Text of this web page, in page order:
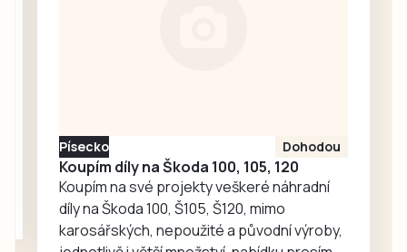
Písecko Dohodou
Koupím díly na Škoda 100, 105, 120
Koupím na své projekty veškeré náhradní
díly na Škoda 100, Š105, Š120, mimo
karosářských, nepoužité a původní výroby,